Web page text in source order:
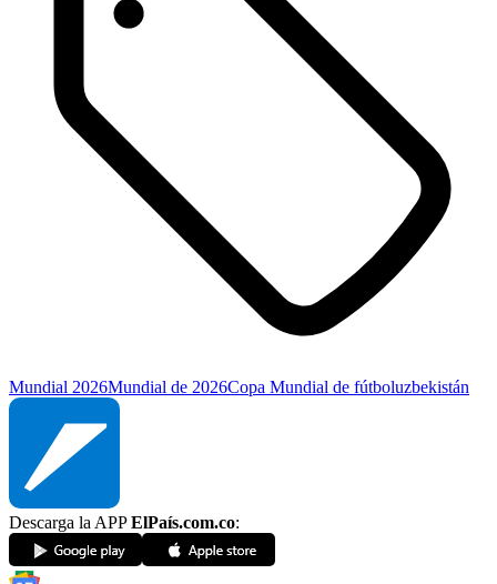
Mundial 2026Mundial de 2026Copa Mundial de fútboluzbekistán
Descarga la APPElPaís.com.co: